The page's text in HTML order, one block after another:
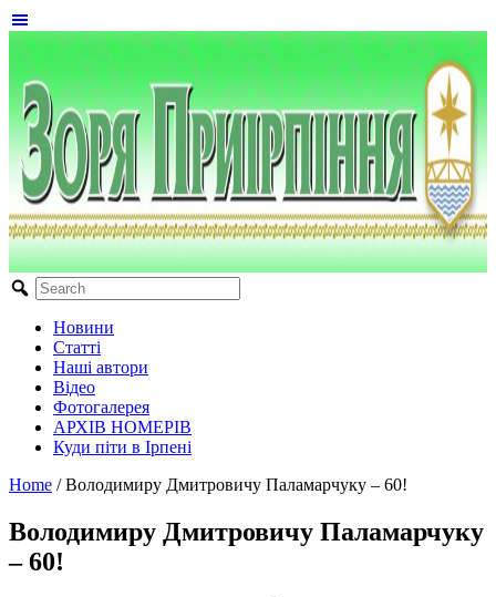
Новини
Статті
Наші автори
Відео
Фотогалерея
АРХІВ НОМЕРІВ
Куди піти в Ірпені
Home / Володимиру Дмитровичу Паламарчуку – 60!
Володимиру Дмитровичу Паламарчуку
– 60!